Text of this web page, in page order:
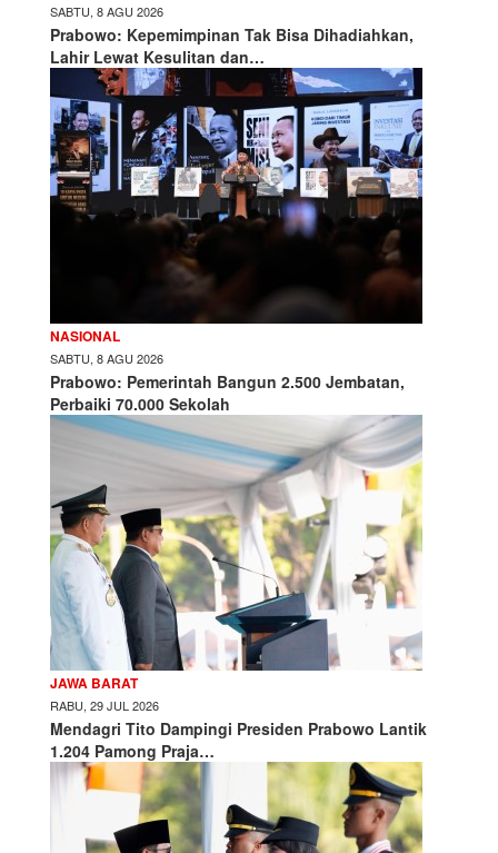
SABTU, 8 AGU 2026
Prabowo: Kepemimpinan Tak Bisa Dihadiahkan,
Lahir Lewat Kesulitan dan…
NASIONAL
SABTU, 8 AGU 2026
Prabowo: Pemerintah Bangun 2.500 Jembatan,
Perbaiki 70.000 Sekolah
JAWA BARAT
RABU, 29 JUL 2026
Mendagri Tito Dampingi Presiden Prabowo Lantik
1.204 Pamong Praja…